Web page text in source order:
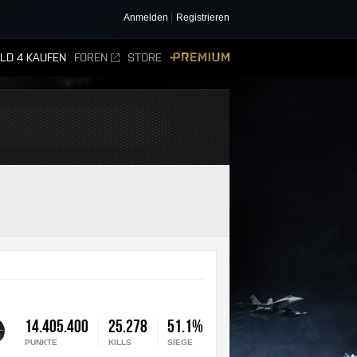
Anmelden Registrieren
4 KAUFEN FOREN STORE
14.405.400 25.278 51.1%
PUNKTE KILLS SIEGE